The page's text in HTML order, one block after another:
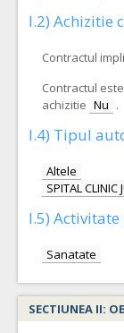
I.2) Achizitie
Contractul
Contractul
achizitie Nu .
I.4) Tipul
Altele
SPITAL CLINIC
I.5)
Sanatate
SECTIUNEA II: